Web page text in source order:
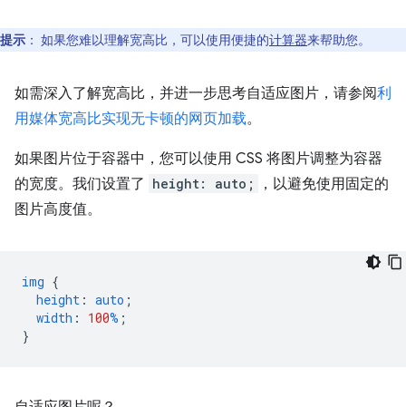
提示 ： 如果您难以理解宽高比，可以使用便捷的计算器来帮助您。
如需深入了解宽高比，并进一步思考自适应图片，请参阅利
用媒体宽高比实现无卡顿的网页加载。
如果图片位于容器中，您可以使用 CSS 将图片调整为容器
的宽度。我们设置了 height: auto;
，以避免使用固定的
图片高度值。
img {
height : auto ;
width : 100% ;
}